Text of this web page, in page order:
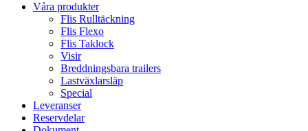
Våra produkter
Flis Rulltäckning
Flis Flexo
Flis Taklock
Visir
Breddningsbara trailers
Lastväxlarsläp
Special
Leveranser
Reservdelar